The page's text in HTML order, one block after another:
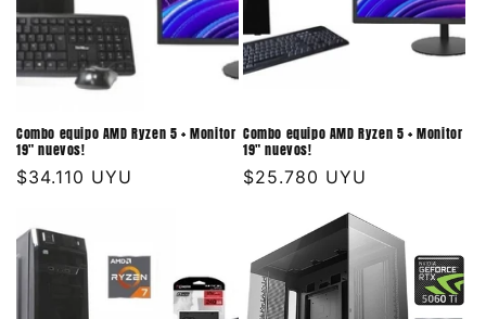
Combo equipo AMD Ryzen 5 + Monitor
19" nuevos!
Precio
$34.110 UYU
Combo equipo AMD Ryzen 5 + Monitor
19" nuevos!
Precio
$25.780 UYU